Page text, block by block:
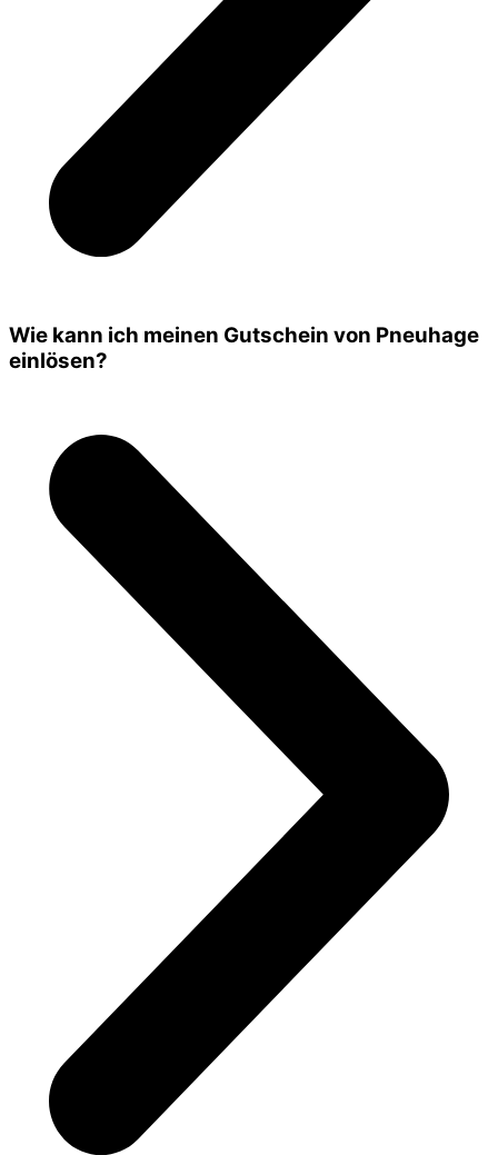
Wie kann ich meinen Gutschein von Pneuhage
einlösen?